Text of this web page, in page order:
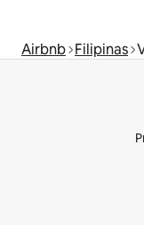
Airbnb Filipinas